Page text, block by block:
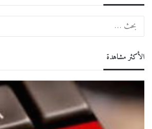
الأكثر مشاهدة